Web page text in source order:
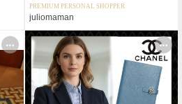
PREMIUM PERSONAL SHOPPER
juliomaman